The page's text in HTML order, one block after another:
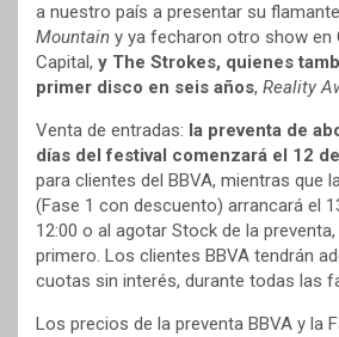
a nuestro país a presentar su
Mountain y ya fecharon otro show en
Capital, y The Strokes, quienes
primer disco en seis años, Reality
Venta de entradas: la preventa de
días del festival comenzará el 12
para clientes del BBVA, mientras que
(Fase 1 con descuento) arrancará el
12:00 o al agotar Stock de la
primero. Los clientes BBVA tendrán
cuotas sin interés, durante todas las
Los precios de la preventa BBVA y la